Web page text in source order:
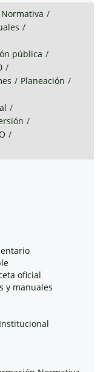
/
/
pública /
/
/ Planeación /
/
/
/
oficial
y manuales